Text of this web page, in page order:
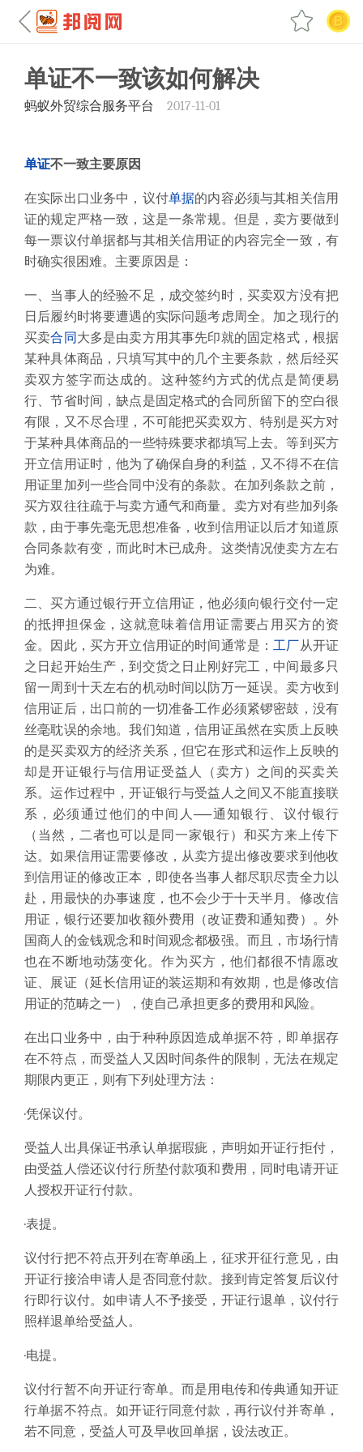
单证不一致该如何解决
蚂蚁外贸综合服务平台 2017-11-01
单证不一致主要原因
在实际出口业务中，议付单据的内容必须与其相关信用
证的规定严格一致，这是一条常规。但是，卖方要做到
每一票议付单据都与其相关信用证的内容完全一致，有
时确实很困难。主要原因是：
一、当事人的经验不足，成交签约时，买卖双方没有把
日后履约时将要遭遇的实际问题考虑周全。加之现行的
买卖合同 大多是由卖方用其事先印就的固定格式，根据
某种具体商品，只填写其中的几个主要条款，然后经买
卖双方签字而达成的。这种签约方式的优点是简便易
行、节省时间，缺点是固定格式的合同所留下的空白很
有限，又不尽合理，不可能把买卖双方、特别是买方对
于某种具体商品的一些特殊要求都填写上去。等到买方
开立信用证时，他为了确保自身的利益，又不得不在信
用证里加列一些合同中没有的条款。在加列条款之前，
买方双往往疏于与卖方通气和商量。卖方对有些加列条
款，由于事先毫无思想准备，收到信用证以后才知道原
合同条款有变，而此时木已成舟。这类情况使卖方左右
为难。
二、买方通过银行开立信用证，他必须向银行交付一定
的抵押担保金，这就意味着信用证需要占用买方的资
金。因此，买方开立信用证的时间通常是：工厂从开证
之日起开始生产，到交货之日止刚好完工，中间最多只
留一周到十天左右的机动时间以防万一延误。卖方收到
信用证后，出口前的一切准备工作必须紧锣密鼓，没有
丝毫耽误的余地。我们知道，信用证虽然在实质上反映
的是买卖双方的经济关系，但它在形式和运作上反映的
却是开证银行与信用证受益人（卖方）之间的买卖关
系。运作过程中，开证银行与受益人之间又不能直接联
系，必须通过他们的中间人──通知银行、议付银行
（当然，二者也可以是同一家银行）和买方来上传下
达。如果信用证需要修改，从卖方提出修改要求到他收
到信用证的修改正本，即使各当事人都尽职尽责全力以
赴，用最快的办事速度，也不会少于十天半月。修改信
用证，银行还要加收额外费用（改证费和通知费）。外
国商人的金钱观念和时间观念都极强。而且，市场行情
也在不断地动荡变化。作为买方，他们都很不情愿改
证、展证（延长信用证的装运期和有效期，也是修改信
用证的范畴之一），使自己承担更多的费用和风险。
在出口业务中，由于种种原因造成单据不符，即单据存
在不符点，而受益人又因时间条件的限制，无法在规定
期限内更正，则有下列处理方法：
·凭保议付。
受益人出具保证书承认单据瑕疵，声明如开证行拒付，
由受益人偿还议付行所垫付款项和费用，同时电请开证
人授权开证行付款。
·表提。
议付行把不符点开列在寄单函上，征求开征行意见，由
开证行接洽申请人是否同意付款。接到肯定答复后议付
行即行议付。如申请人不予接受，开证行退单，议付行
照样退单给受益人。
·电提。
议付行暂不向开证行寄单。而是用电传和传典通知开证
行单据不符点。如开证行同意付款，再行议付并寄单，
若不同意，受益人可及早收回单据，设法改正。